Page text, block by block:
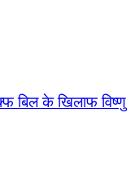
बिल के खिलाफ विष्णु